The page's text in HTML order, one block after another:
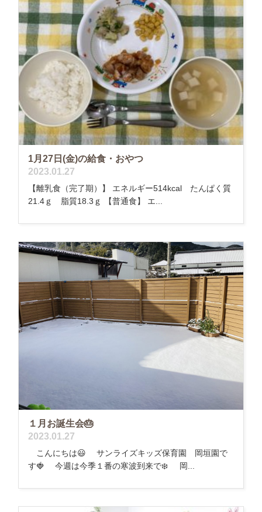
1月27日(金)の給食・おやつ
2023.01.27
【離乳食（完了期）】 エネルギー514kcal たんぱく質
21.4ｇ 脂質18.3ｇ 【普通食】 エ...
１月お誕生会🎂
2023.01.27
こんにちは😃 サンライズキッズ保育園 岡垣園で
す🍓 今週は今季１番の寒波到来で❄️ 岡...